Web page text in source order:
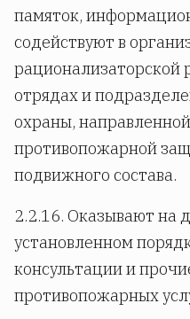
памяток,
содействуют в
рационализаторской
отрядах и
охраны,
противопожарной
подвижного состава.
2.2.16. Оказывают на
установленном
консультации и
противопожарных